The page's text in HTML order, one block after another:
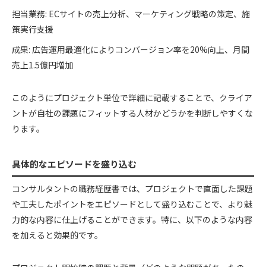
担当業務: ECサイトの売上分析、マーケティング戦略の策定、施
策実行支援
成果: 広告運用最適化によりコンバージョン率を20%向上、月間
売上1.5億円増加
このようにプロジェクト単位で詳細に記載することで、クライア
ントが自社の課題にフィットする人材かどうかを判断しやすくな
ります。
具体的なエピソードを盛り込む
コンサルタントの職務経歴書では、プロジェクトで直面した課題
や工夫したポイントをエピソードとして盛り込むことで、より魅
力的な内容に仕上げることができます。特に、以下のような内容
を加えると効果的です。